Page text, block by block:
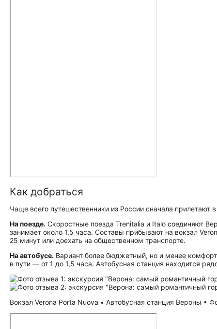
Как добраться
Чаще всего путешественники из России сначала
На поезде. Скоростные поезда Trenitalia и Italo соединяют
занимает около 1,5 часа. Составы прибывают на вокзал
25 минут или доехать на общественном транспорте.
На автобусе. Вариант более бюджетный, но и менее
в пути — от 1 до 1,5 часа. Автобусная станция находится
Вокзал Verona Porta Nuova • Автобусная станция Вероны •